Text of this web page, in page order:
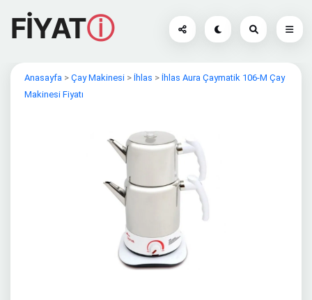
FİYATⓘ
Anasayfa > Çay Makinesi > İhlas > İhlas Aura Çaymatik 106-M Çay
Makinesi Fiyatı